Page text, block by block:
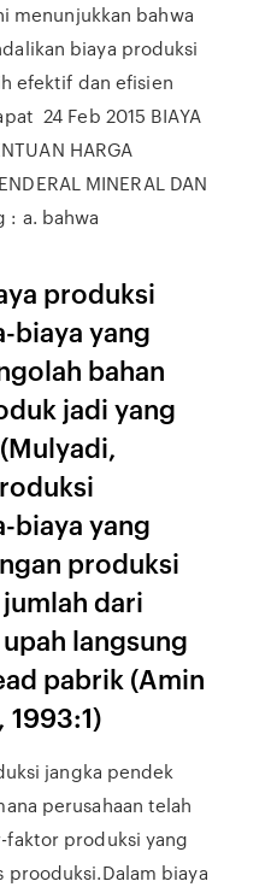
menunjukkan bahwa
biaya produksi
efektif dan efisien
24 Feb 2015 BIAYA
HARGA
MINERAL DAN
: a. bahwa
produksi
biaya yang
bahan
jadi yang
biaya yang
produksi
dari
langsung
pabrik (Amin
1993:1)
jangka pendek
perusahaan telah
produksi yang
biaya